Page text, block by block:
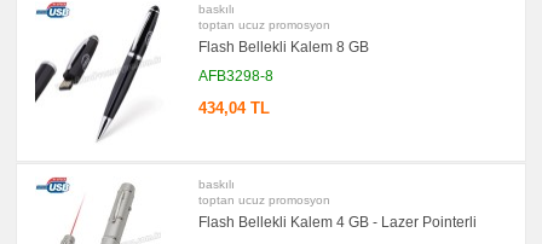
baskılı
toptan ucuz promosyon
Flash Bellekli Kalem 8 GB
AFB3298-8
434,04 TL
baskılı
toptan ucuz promosyon
Flash Bellekli Kalem 4 GB - Lazer Pointerli